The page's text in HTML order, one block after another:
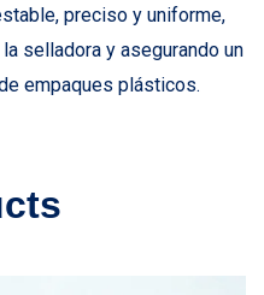
preciso y uniforme,
selladora y asegurando un
empaques plásticos.